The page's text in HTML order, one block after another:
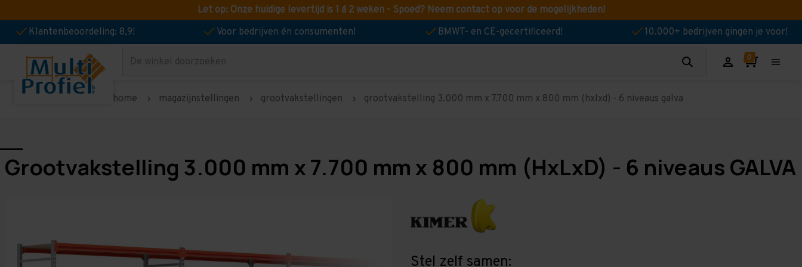
Let op: Onze huidige levertijd is 1 á 2 weken - Spoed? Neem contact op voor de mogelijkheden!
Klantenbeoordeling: 8,9!
Voor bedrijven én consumenten! BMWT- en CE-gecertificeerd! 10.000+ bedrijven gingen je voor!
Zoeken
home magazijnstellingen grootvakstellingen grootvakstelling 3.000 mm x 7.700 mm x 800 mm (hxlxd) - 6 niveaus galva
Grootvakstelling 3.000 mm x 7.700 mm x 800 mm (HxLxD) - 6 niveaus GALVA
Stel zelf samen: